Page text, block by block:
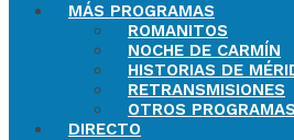
MÁS PROGRAMAS
ROMANITOS
NOCHE DE CARMÍN
HISTORIAS DE
RETRANSMISIONES
OTROS PROGRAMAS
DIRECTO